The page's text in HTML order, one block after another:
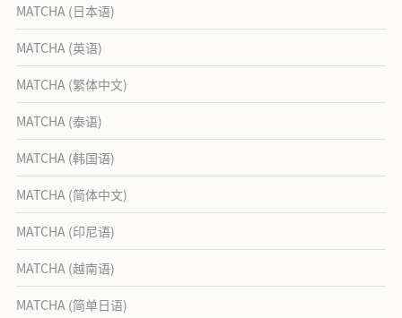
MATCHA (日本语)
MATCHA (英语)
MATCHA (繁体中文)
MATCHA (泰语)
MATCHA (韩国语)
MATCHA (简体中文)
MATCHA (印尼语)
MATCHA (越南语)
MATCHA (简单日语)